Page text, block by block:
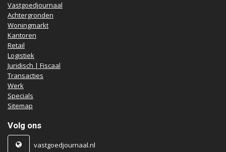
Vastgoedjournaal
Achtergronden
Woningmarkt
Kantoren
Retail
Logistiek
Juridisch | Fiscaal
Transacties
Werk
Specials
Sitemap
Volg ons
vastgoedjournaal.nl